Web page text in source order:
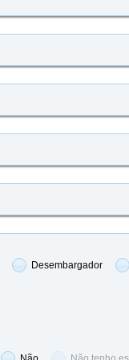
Desembargador